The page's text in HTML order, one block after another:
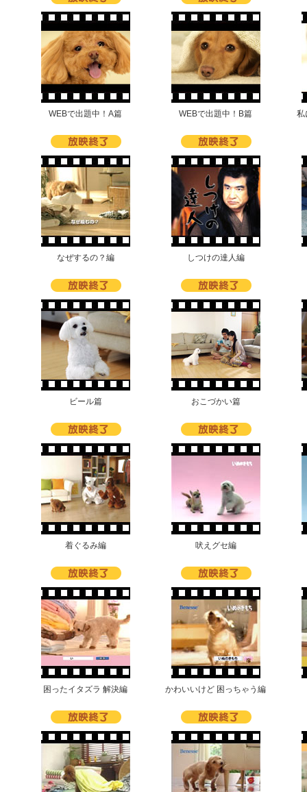
WEBで出題中！A篇 WEBで出題中！B篇 私
なぜするの？編 しつけの達人編
ビール篇 おこづかい篇
着ぐるみ編 吠えグセ編
困ったイタズラ 解決編 かわいいけど 困っちゃう編